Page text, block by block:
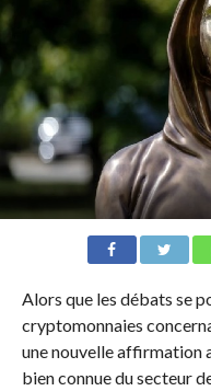
Alors que les débats se
cryptomonnaies
une nouvelle affirmation
bien connue du secteur